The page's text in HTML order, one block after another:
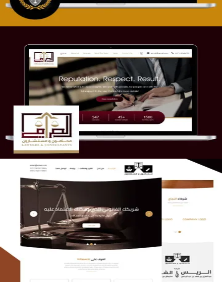
موقع الصرامي للمحاماة
التفاصيل
الريس والشعلان للمحاماة
التفاصيل